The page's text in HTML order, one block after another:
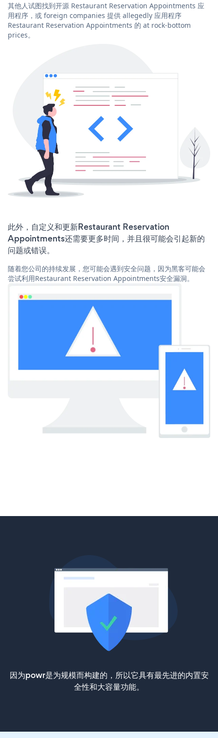
其他人试图找到开源 Restaurant Reservation Appointments 应
用程序，或 foreign companies 提供 allegedly 应用程序
Restaurant Reservation Appointments 的 at rock-bottom
prices。
此外，自定义和更新Restaurant Reservation
Appointments还需要更多时间，并且很可能会引起新的
问题或错误。
随着您公司的持续发展，您可能会遇到安全问题，因为黑客可能会
尝试利用Restaurant Reservation Appointments安全漏洞。
因为powr是为规模而构建的，所以它具有最先进的内置安
全性和大容量功能。